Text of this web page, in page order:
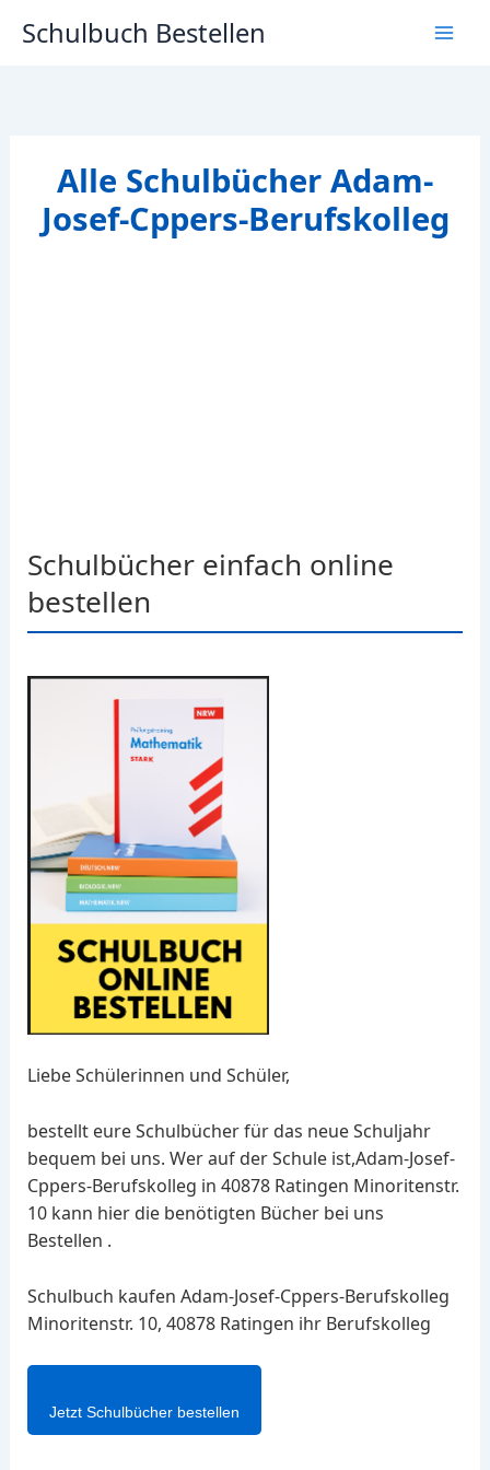
InhaltSchulbuch Bestellen
Alle Schulbücher Adam-
Josef-Cppers-Berufskolleg
Schulbücher einfach online
bestellen
Liebe Schülerinnen und Schüler,
bestellt eure Schulbücher für das neue Schuljahr
bequem bei uns. Wer auf der Schule ist,Adam-Josef-
Cppers-Berufskolleg in 40878 Ratingen Minoritenstr.
10 kann hier die benötigten Bücher bei uns
Bestellen .
Schulbuch kaufen Adam-Josef-Cppers-Berufskolleg
Minoritenstr. 10, 40878 Ratingen ihr Berufskolleg
Jetzt Schulbücher bestellen